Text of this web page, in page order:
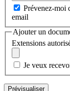
Prévenez-moi
email
Ajouter un
Extensions
Je veux